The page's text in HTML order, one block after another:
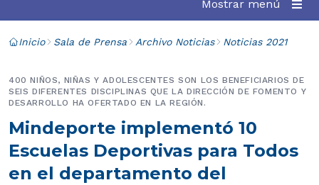
Mostrar menú
Inicio Sala de Prensa Archivo Noticias Noticias 2021
Mindeporte implementó 10
Escuelas Deportivas para Todos
en el departamento del
400 NIÑOS, NIÑAS Y ADOLESCENTES SON LOS BENEFICIARIOS DE
SEIS DIFERENTES DISCIPLINAS QUE LA DIRECCIÓN DE FOMENTO Y
DESARROLLO HA OFERTADO EN LA REGIÓN.